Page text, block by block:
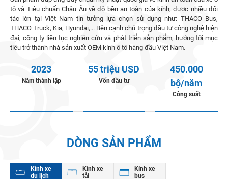
tô và Tiêu chuẩn Châu Âu về độ bền an toàn của kính; được nhiều đối
tác lớn tại Việt Nam tin tưởng lựa chọn sử dụng như: THACO Bus,
THACO Truck, Kia, Hyundai,... Bên cạnh chú trọng đầu tư công nghệ hiện
đại, công ty liên tục nghiên cứu và phát triển sản phẩm, hướng tới mục
tiêu trở thành nhà sản xuất OEM kính ô tô hàng đầu Việt Nam.
2023
Năm thành lập
55 triệu USD
Vốn đầu tư
450.000
bộ/năm
Công suất
DÒNG SẢN PHẨM
Kính xe
du lịch
Kính xe
tải
Kính xe
bus